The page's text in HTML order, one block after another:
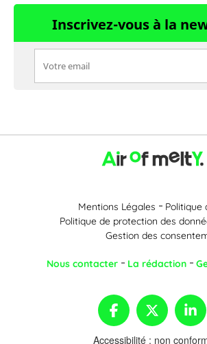
Inscrivez-vous à la
Mentions Légales
Politique
Politique de protection des
Gestion des
Nous contacter La rédaction
Accessibilité : non